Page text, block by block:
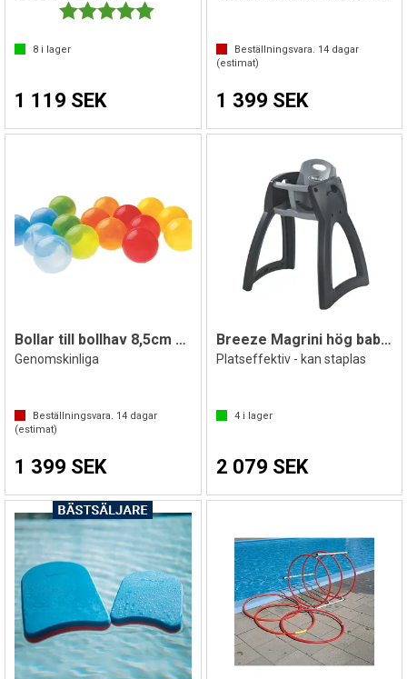
Betyg:
5.0 utav 5 stjärnor
8 i lager
1 119 SEK
Beställningsvara. 14dagar
(estimat)
1 399 SEK
Bollar till bollhav 8,5cm 250 st.
Genomskinliga
Beställningsvara. 14 dagar
(estimat)
1 399 SEK
Breeze Magrini hög babystol
Platseffektiv - kan staplas
4i lager
2 079 SEK